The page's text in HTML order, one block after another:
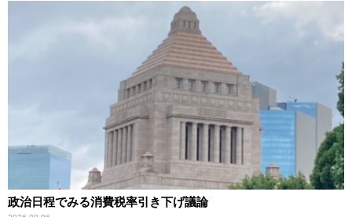
政治日程でみる消費税率引き下げ議論